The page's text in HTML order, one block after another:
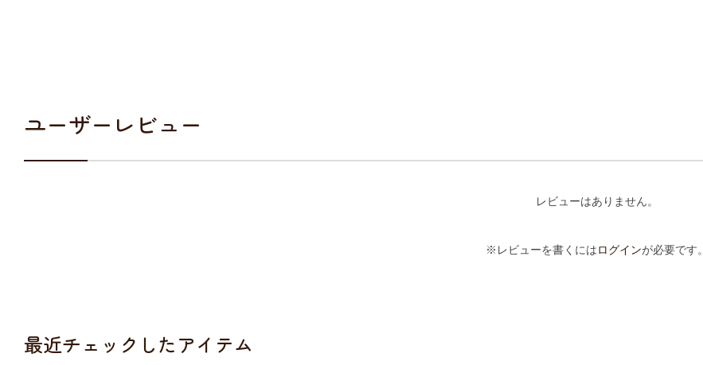
ユーザーレビュー
レビューはありません。
※レビューを書くにはログインが必要です。
最近チェックしたアイテム